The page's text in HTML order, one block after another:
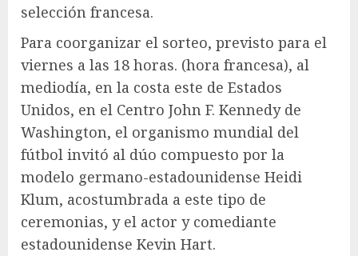
selección francesa.
Para coorganizar el sorteo, previsto para el
viernes a las 18 horas. (hora francesa), al
mediodía, en la costa este de Estados
Unidos, en el Centro John F. Kennedy de
Washington, el organismo mundial del
fútbol invitó al dúo compuesto por la
modelo germano-estadounidense Heidi
Klum, acostumbrada a este tipo de
ceremonias, y el actor y comediante
estadounidense Kevin Hart.